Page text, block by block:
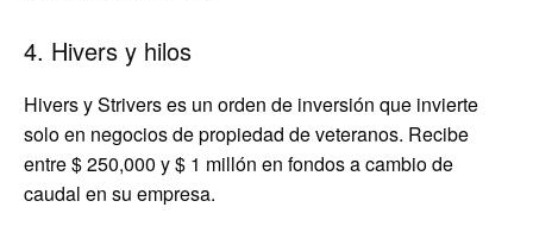
4. Hivers y hilos
Hivers y Strivers es un orden de inversión que invierte
solo en negocios de propiedad de veteranos. Recibe
entre $ 250,000 y $ 1 millón en fondos a cambio de
caudal en su empresa.